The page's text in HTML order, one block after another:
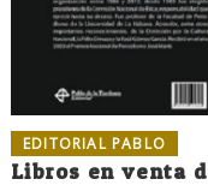
EDITORIAL PABLO
Libros en venta